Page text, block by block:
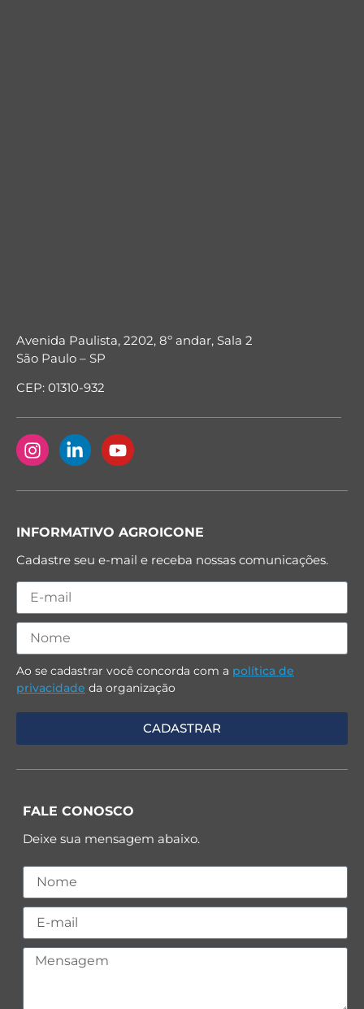
Avenida Paulista, 2202, 8º andar, Sala 2
São Paulo – SP
CEP: 01310-932
INFORMATIVO AGROICONE
Cadastre seu e-mail e receba nossas comunicações.
Ao se cadastrar você concorda com a política de
privacidade da organização
FALE CONOSCO
Deixe sua mensagem abaixo.